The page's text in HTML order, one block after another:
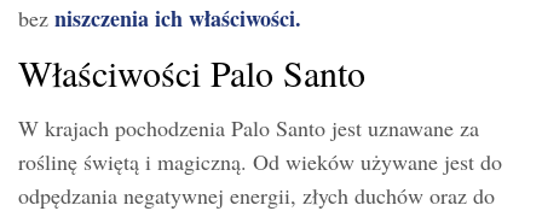
bez niszczenia ich właściwości.
Właściwości Palo Santo
W krajach pochodzenia Palo Santo jest uznawane za
roślinę świętą i magiczną. Od wieków używane jest do
odpędzania negatywnej energii, złych duchów oraz do